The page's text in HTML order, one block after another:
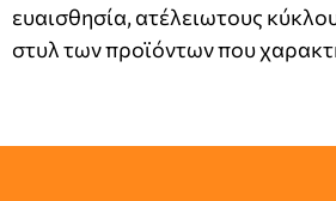
ευαισθησία, ατέλειωτους
στυλ των προϊόντων που